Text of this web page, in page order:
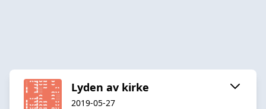
Lyden av kirke
2019-05-27